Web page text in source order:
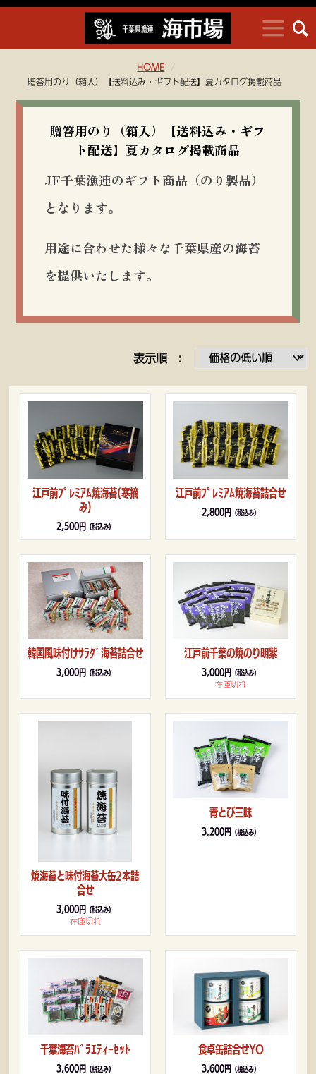
HOME
贈答用のり（箱入）【送料込み・ギフト配送】夏カタログ掲載商品
贈答用のり（箱入）【送料込み・ギフ
ト配送】夏カタログ掲載商品
JF千葉漁連のギフト商品（のり製品）
となります。
用途に合わせた様々な千葉県産の海苔
を提供いたします。
表示順 :
江戸前ﾌﾟﾚﾐｱﾑ焼海苔(寒摘
み)
2,500円 （税込み）
江戸前ﾌﾟﾚﾐｱﾑ焼海苔詰合せ
2,800円 （税込み）
韓国風味付けｻﾗﾀﾞ海苔詰合せ
3,000円 （税込み）
江戸前千葉の焼のり明紫
3,000円 （税込み）
在庫切れ
焼海苔と味付海苔大缶2本詰
合せ
3,000円 （税込み）
在庫切れ
青とび三昧
3,200円 （税込み）
千葉海苔ﾊﾞﾗｴﾃｨｰｾｯﾄ
3,600円 （税込み）
食卓缶詰合せYO
3,600円 （税込み）